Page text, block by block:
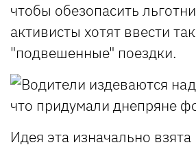
чтобы обезопасить
активисты хотят ввести
"подвешенные" поездки.
Идея эта изначально взята